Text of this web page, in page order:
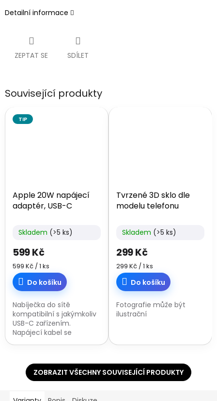
Detailní informace
ZEPTAT SE SDÍLET
Související produkty
TIP
Apple 20W napájecí
adaptér, USB-C
Skladem (>5 ks)
599 Kč
Měrná
cena:
599 Kč / 1 ks
Do košíku
Nabíječka do sítě
kompatibilní s jakýmkoliv
USB-C zařízením.
Napájecí kabel se
Tvrzené 3D sklo dle
modelu telefonu
Skladem (>5 ks)
299 Kč
Měrná
cena:
299 Kč / 1 ks
Do košíku
Fotografie může být
ilustrační
ZOBRAZIT VŠECHNY SOUVISEJÍCÍ PRODUKTY